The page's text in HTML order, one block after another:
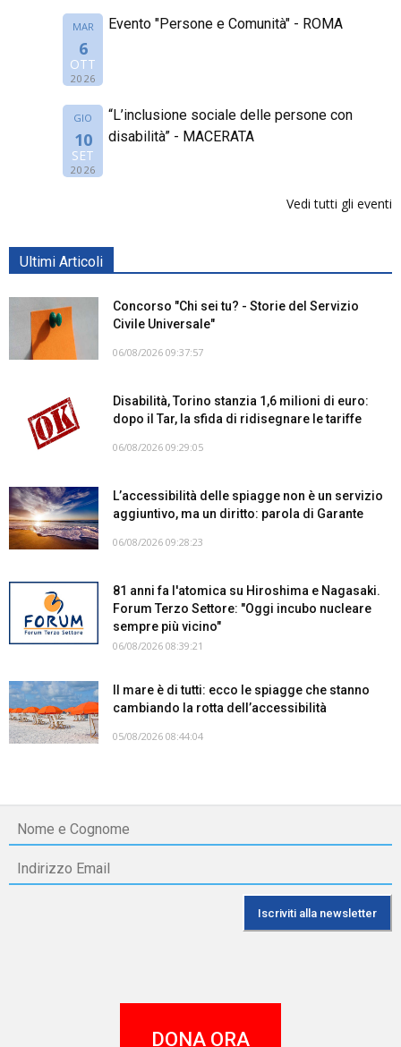
MAR
6
OTT
2026
Evento "Persone e Comunità" - ROMA
GIO
10
SET
2026
“L’inclusione sociale delle persone con
disabilità” - MACERATA
Vedi tutti gli eventi
Ultimi Articoli
Concorso "Chi sei tu? - Storie del Servizio
Civile Universale"
06/08/2026 09:37:57
Disabilità, Torino stanzia 1,6 milioni di euro:
dopo il Tar, la sfida di ridisegnare le tariffe
06/08/2026 09:29:05
L’accessibilità delle spiagge non è un servizio
aggiuntivo, ma un diritto: parola di Garante
06/08/2026 09:28:23
81 anni fa l'atomica su Hiroshima e Nagasaki.
Forum Terzo Settore: "Oggi incubo nucleare
sempre più vicino"
06/08/2026 08:39:21
Il mare è di tutti: ecco le spiagge che stanno
cambiando la rotta dell’accessibilità
05/08/2026 08:44:04
DONA ORA